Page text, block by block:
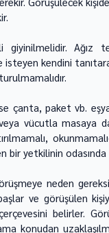
Ağız
isteyen kendini
çanta, paket vb.
vücutla masaya
yetkilinin odasında
neden
ve görüşülen
belirler.
konudan